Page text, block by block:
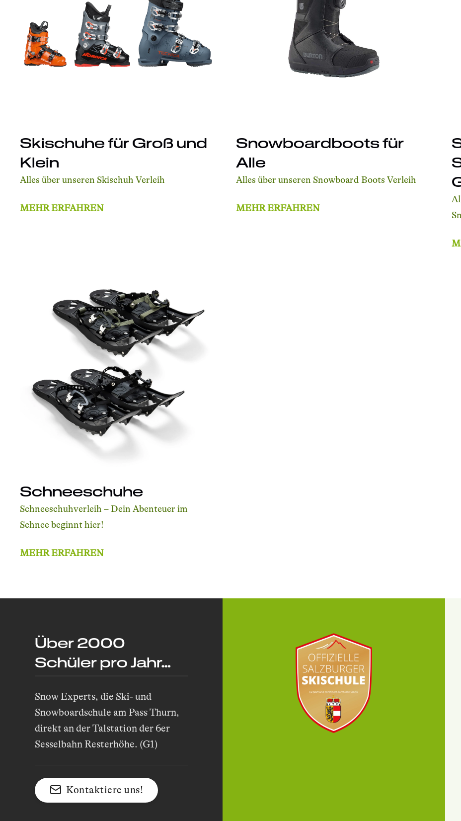
Skischuhe für Groß und
Klein
Alles über unseren Skischuh Verleih
MEHR ERFAHREN
Snowboardboots für
Alle
Alles über unseren Snowboard Boots Verleih
MEHR ERFAHREN
Schneeschuhe
Schneeschuhverleih – Dein Abenteuer im
Schnee beginnt hier!
MEHR ERFAHREN
Über 2000
Schüler pro Jahr…
Snow Experts, die Ski- und
Snowboardschule am Pass Thurn,
direkt an der Talstation der 6er
Sesselbahn Resterhöhe. (G1)
Kontaktiere uns!